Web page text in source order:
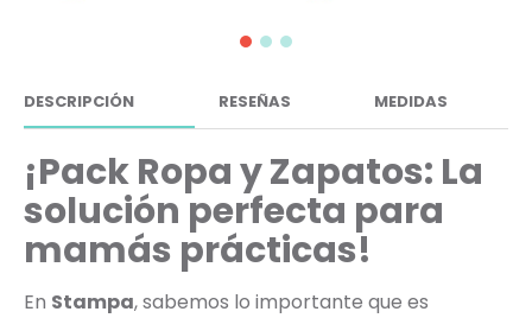
DESCRIPCIÓN RESEÑAS MEDIDAS
¡Pack Ropa y Zapatos: La
solución perfecta para
mamás prácticas!
En Stampa, sabemos lo importante que es